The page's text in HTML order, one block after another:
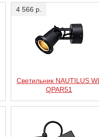
4 566 р.
Светильник NAUTILUS WL
QPAR51